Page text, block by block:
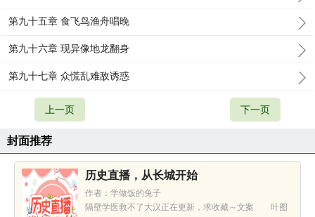
第九十五章 食飞鸟渔舟唱晚
第九十六章 现异像地龙翻身
第九十七章 众慌乱难敌诱惑
上一页 下一页
封面推荐
历史直播，从长城开始
作者：学做饭的兔子
隔壁学医救不了大汉正在更新，求收藏～文案 叶图